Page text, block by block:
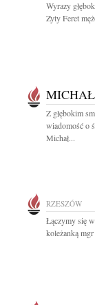
Wyrazy
Zyty Feret
Z głębokim
wiadomość o
Michał...
RZESZÓW
Łączymy się
koleżanką